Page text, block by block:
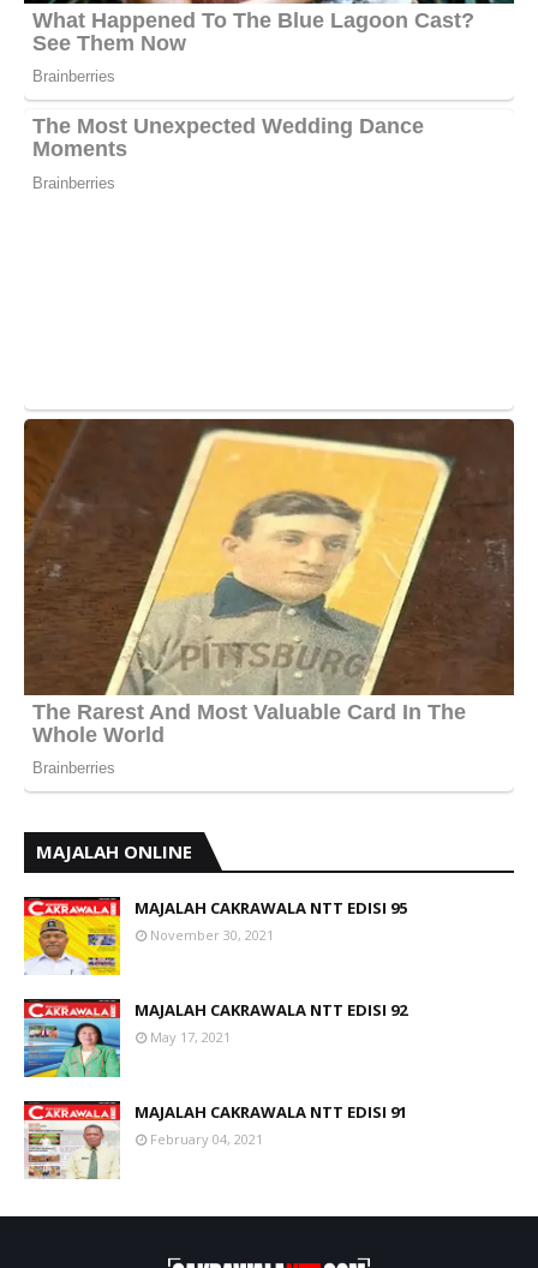
MAJALAH ONLINE
MAJALAH CAKRAWALA NTT EDISI 95
November 30, 2021
MAJALAH CAKRAWALA NTT EDISI 92
May 17, 2021
MAJALAH CAKRAWALA NTT EDISI 91
February 04, 2021